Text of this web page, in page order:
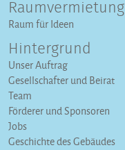
Raumvermietung
Raum für Ideen
Hintergrund
Unser Auftrag
Gesellschafter und Beirat
Team
Förderer und Sponsoren
Jobs
Geschichte des Gebäudes